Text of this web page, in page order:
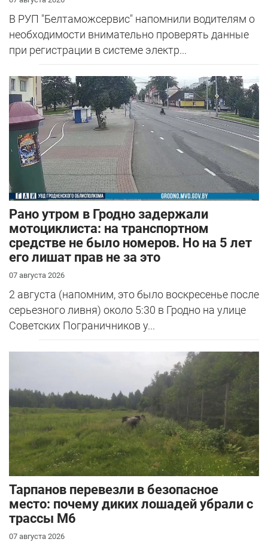
В РУП "Белтаможсервис" напомнили водителям о
необходимости внимательно проверять данные
при регистрации в системе электр...
Рано утром в Гродно задержали
мотоциклиста: на транспортном
средстве не было номеров. Но на 5 лет
его лишат прав не за это
07 августа 2026
2 августа (напомним, это было воскресенье после
серьезного ливня) около 5:30 в Гродно на улице
Советских Пограничников у...
Тарпанов перевезли в безопасное
место: почему диких лошадей убрали с
трассы М6
07 августа 2026